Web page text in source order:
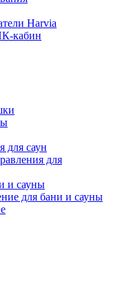
Harvia
кабин
для саун
для
и сауны
для бани и сауны